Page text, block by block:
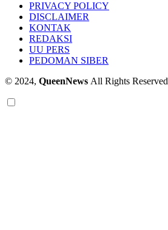
PRIVACY POLICY
DISCLAIMER
KONTAK
REDAKSI
UU PERS
PEDOMAN SIBER
© 2024, QueenNews All Rights Reserved